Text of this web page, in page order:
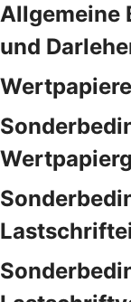
Allgemeine
und
Wertpapiere